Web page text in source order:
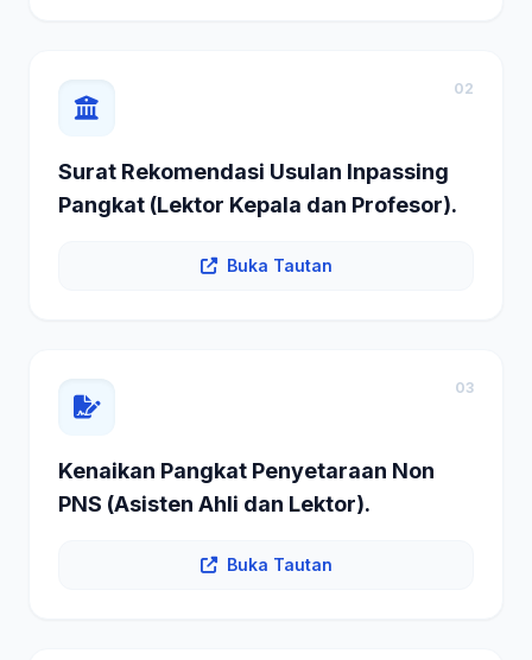
02
Surat Rekomendasi Usulan Inpassing
Pangkat (Lektor Kepala dan Profesor).
Buka Tautan
03
Kenaikan Pangkat Penyetaraan Non
PNS (Asisten Ahli dan Lektor).
Buka Tautan